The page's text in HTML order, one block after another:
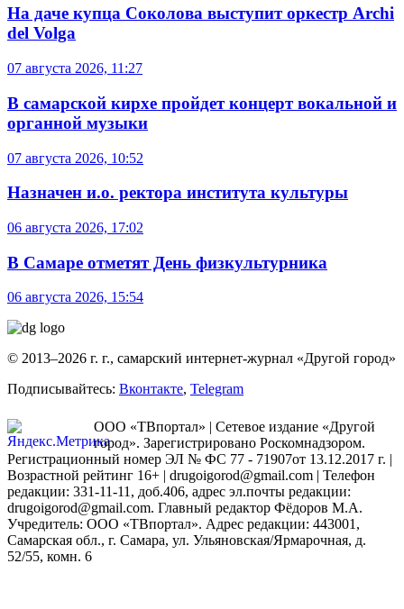
На даче купца Соколова выступит оркестр Archi
del Volga
07 августа 2026, 11:27
В самарской кирхе пройдет концерт вокальной и
органной музыки
07 августа 2026, 10:52
Назначен и.о. ректора института культуры
06 августа 2026, 17:02
В Самаре отметят День физкультурника
06 августа 2026, 15:54
© 2013–2026 г. г., самарский интернет-журнал «Другой город»
Подписывайтесь: Вконтакте, Telegram
ООО «ТВпортал» | Сетевое издание «Другой
город». Зарегистрировано Роскомнадзором.
Регистрационный номер ЭЛ № ФС 77 - 71907от 13.12.2017 г. |
Возрастной рейтинг 16+ | drugoigorod@gmail.com | Телефон
редакции: 331-11-11, доб.406, адрес эл.почты редакции:
drugoigorod@gmail.com. Главный редактор Фёдоров М.А.
Учредитель: ООО «ТВпортал». Адрес редакции: 443001,
Самарская обл., г. Самара, ул. Ульяновская/Ярмарочная, д.
52/55, комн. 6